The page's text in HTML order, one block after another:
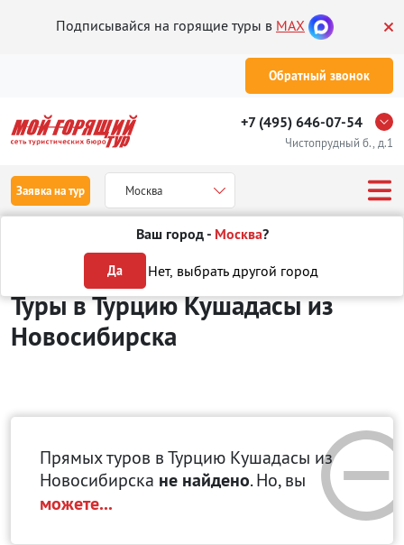
Подписывайся на горящие туры в MAX
Обратный звонок
+7 (495) 646-07-54
Чистопрудный б., д.1
Заявка на тур Москва
Ваш город - Москва?
Да Нет, выбрать другой город
Отдых в Турции Кушадасы
Туры в Турцию Кушадасыиз
Новосибирска
Прямых туров в Турцию Кушадасы из
Новосибирска не найдено. Но, вы
можете...